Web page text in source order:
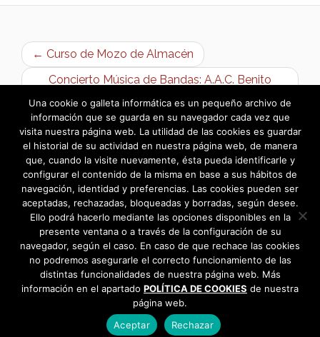
← Curso de Mozo de Almacén
Concierto Música de Bandas: A.A.C. Benito
García de la Parra →
Una cookie o galleta informática es un pequeño archivo de
información que se guarda en su navegador cada vez que
visita nuestra página web. La utilidad de las cookies es guardar
el historial de su actividad en nuestra página web, de manera
que, cuando la visite nuevamente, ésta pueda identificarle y
configurar el contenido de la misma en base a sus hábitos de
navegación, identidad y preferencias. Las cookies pueden ser
aceptadas, rechazadas, bloqueadas y borradas, según desee.
Ello podrá hacerlo mediante las opciones disponibles en la
presente ventana o a través de la configuración de su
navegador, según el caso. En caso de que rechace las cookies
no podremos asegurarle el correcto funcionamiento de las
distintas funcionalidades de nuestra página web. Más
información en el apartado POLÍTICA DE COOKIES de nuestra
página web.
Aceptar
Rechazar